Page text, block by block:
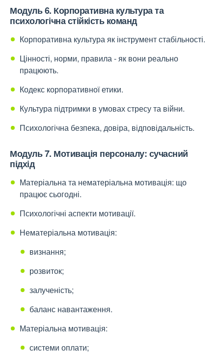
Модуль 6. Корпоративна культура та
психологічна стійкість команд
Корпоративна культура як інструмент стабільності.
Цінності, норми, правила - як вони реально
працюють.
Кодекс корпоративної етики.
Культура підтримки в умовах стресу та війни.
Психологічна безпека, довіра, відповідальність.
Модуль 7. Мотивація персоналу: сучасний
підхід
Матеріальна та нематеріальна мотивація: що
працює сьогодні.
Психологічні аспекти мотивації.
Нематеріальна мотивація:
визнання;
розвиток;
залученість;
баланс навантаження.
Матеріальна мотивація:
системи оплати;